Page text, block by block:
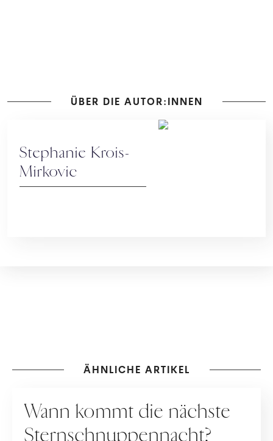
ÜBER DIE AUTOR:INNEN
Stephanie Krois-
Mirkovic
ÄHNLICHE ARTIKEL
Wann kommt die nächste
Sternschnuppennacht?